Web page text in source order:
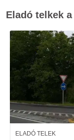
Eladó telkek
ELADÓ TELEK